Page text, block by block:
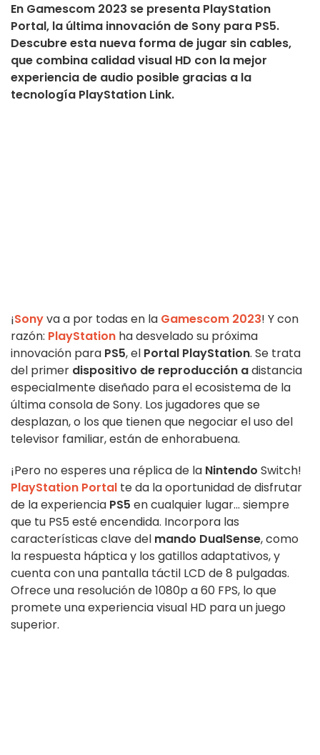
En Gamescom 2023 se presenta PlayStation
Portal, la última innovación de Sony para PS5.
Descubre esta nueva forma de jugar sin cables,
que combina calidad visual HD con la mejor
experiencia de audio posible gracias a la
tecnología PlayStation Link.
¡Sonyva a por todas en la Gamescom 2023! Y con
razón: PlayStation ha desvelado su próxima
innovación para PS5, el Portal PlayStation. Se trata
del primer dispositivo de reproducción adistancia
especialmente diseñado para el ecosistema de la
última consola de Sony. Los jugadores que se
desplazan, o los que tienen que negociar el uso del
televisor familiar, están de enhorabuena.
¡Pero no esperes una réplica de la Nintendo Switch!
PlayStation Portal te da la oportunidad de disfrutar
de la experiencia PS5 en cualquier lugar... siempre
que tu PS5 esté encendida. Incorpora las
características clave del mando DualSense, como
la respuesta háptica y los gatillos adaptativos, y
cuenta con una pantalla táctil LCD de 8 pulgadas.
Ofrece una resolución de 1080p a 60 FPS, lo que
promete una experiencia visual HD para un juego
superior.